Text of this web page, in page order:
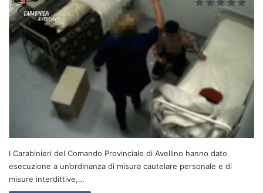
I Carabinieri del Comando Provinciale di Avellino hanno dato
esecuzione a un’ordinanza di misura cautelare personale e di
misure interdittive,…